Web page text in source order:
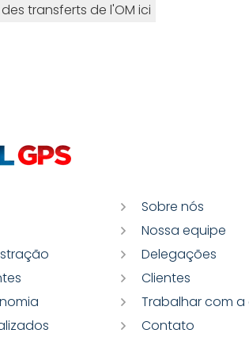
transferts de l'OM ici
Sobre nós
Nossa equipe
Delegações
Clientes
Trabalhar com a
Contato